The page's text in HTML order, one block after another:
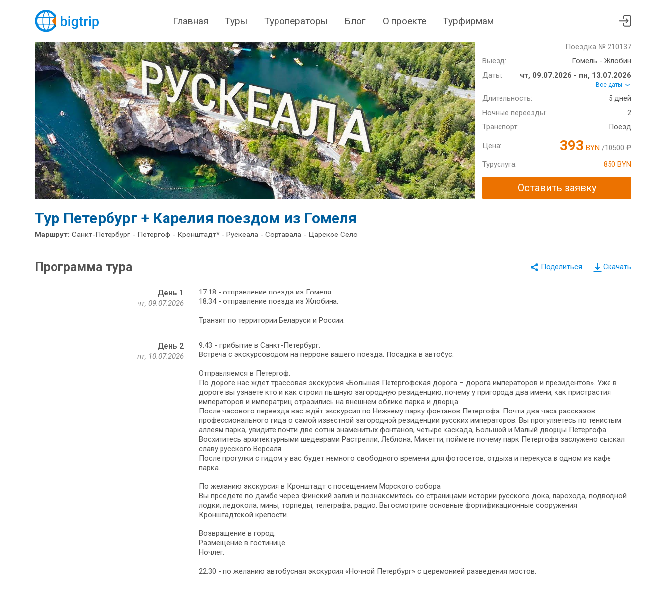
Главная Туры Туроператоры Блог О проекте Турфирмам
Поездка № 210137
Выезд:
Гомель - Жлобин
Даты:
чт, 09.07.2026 - пн, 13.07.2026
Все даты
Длительность:
5 дней
Ночные переезды:
2
Транспорт:
Поезд
Цена: 393 BYN /10500 ₽
Туруслуга:
850 BYN
Оставить заявку
Тур Петербург + Карелия поездом из Гомеля
Маршрут: Санкт-Петербург - Петергоф - Кронштадт* - Рускеала - Сортавала - Царское Село
Скачать
Программа тура
День 1
чт, 09.07.2026
17:18 - отправление поезда из Гомеля.
18:34 - отправление поезда из Жлобина.
Транзит по территории Беларуси и России.
День 2
пт, 10.07.2026
9.43 - прибытие в Санкт-Петербург.
Встреча с экскурсоводом на перроне вашего поезда. Посадка в автобус.
Отправляемся в Петергоф.
По дороге нас ждет трассовая экскурсия «Большая Петергофская дорога – дорога императоров и президентов». Уже в
дороге вы узнаете кто и как строил пышную загородную резиденцию, почему у пригорода два имени, как пристрастия
императоров и императриц отразились на внешнем облике парка и дворца.
После часового переезда вас ждёт экскурсия по Нижнему парку фонтанов Петергофа. Почти два часа рассказов
профессионального гида о самой известной загородной резиденции русских императоров. Вы прогуляетесь по тенистым
аллеям парка, увидите почти две сотни знаменитых фонтанов, четыре каскада, Большой и Малый дворцы Петергофа.
Восхититесь архитектурными шедеврами Растрелли, Леблона, Микетти, поймете почему парк Петергофа заслужено сыскал
славу русского Версаля.
После прогулки с гидом у вас будет немного свободного времени для фотосетов, отдыха и перекуса в одном из кафе
парка.
По желанию экскурсия в Кронштадт с посещением Морского собора
Вы проедете по дамбе через Финский залив и познакомитесь со страницами истории русского дока, парохода, подводной
лодки, ледокола, мины, торпеды, телеграфа, радио. Вы осмотрите основные фортификационные сооружения
Кронштадтской крепости.
Возвращение в город.
Размещение в гостинице.
Ночлег.
22.30 - по желанию автобусная экскурсия «Ночной Петербург» с церемонией разведения мостов.